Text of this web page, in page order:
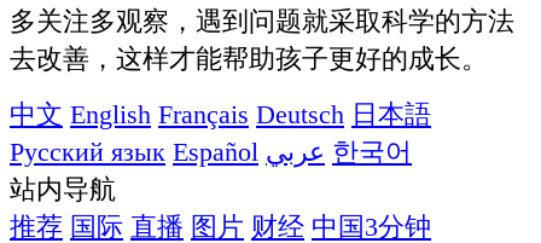
多关注多观察，遇到问题就采取科学的方法
去改善，这样才能帮助孩子更好的成长。
中文 English Français Deutsch 日本語
Русский язык Español عربي 한국어
站内导航
推荐 国际 直播 图片 财经 中国3分钟